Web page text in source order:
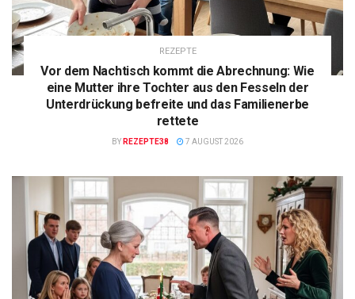
REZEPTE
Vor dem Nachtisch kommt die Abrechnung: Wie
eine Mutter ihre Tochter aus den Fesseln der
Unterdrückung befreite und das Familienerbe
rettete
BY REZEPTE38 7 AUGUST 2026